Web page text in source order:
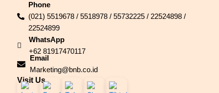
Phone
(021) 5519678 / 5518978 / 55732225 / 22524898 /
22524899
WhatsApp
+62 81917470117
Email
Marketing@bnb.co.id
Visit Us